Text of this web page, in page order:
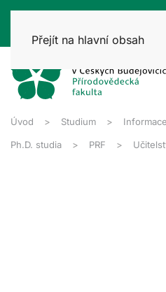
Přejít na hlavní obsah
Úvod Studium
Ph.D. studia PRF